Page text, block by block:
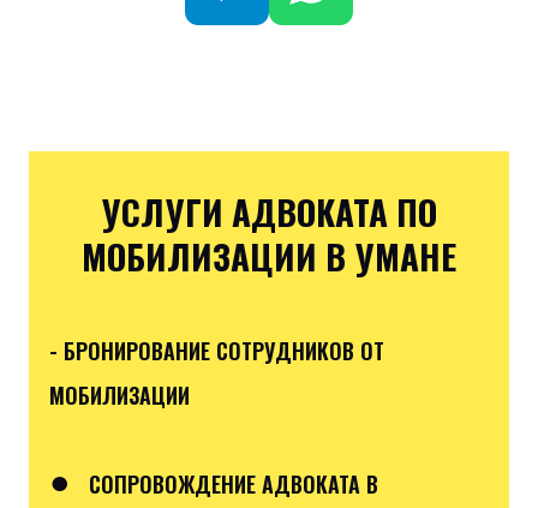
УСЛУГИ АДВОКАТА ПО
МОБИЛИЗАЦИИ В УМАНЕ
- БРОНИРОВАНИЕ СОТРУДНИКОВ ОТ
МОБИЛИЗАЦИИ
●
СОПРОВОЖДЕНИЕ АДВОКАТА В